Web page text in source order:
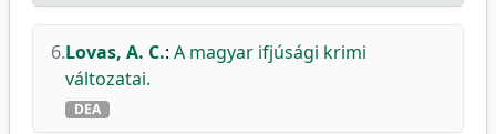
6.Lovas, A. C.: A magyar ifjúsági krimi
változatai.
DEA